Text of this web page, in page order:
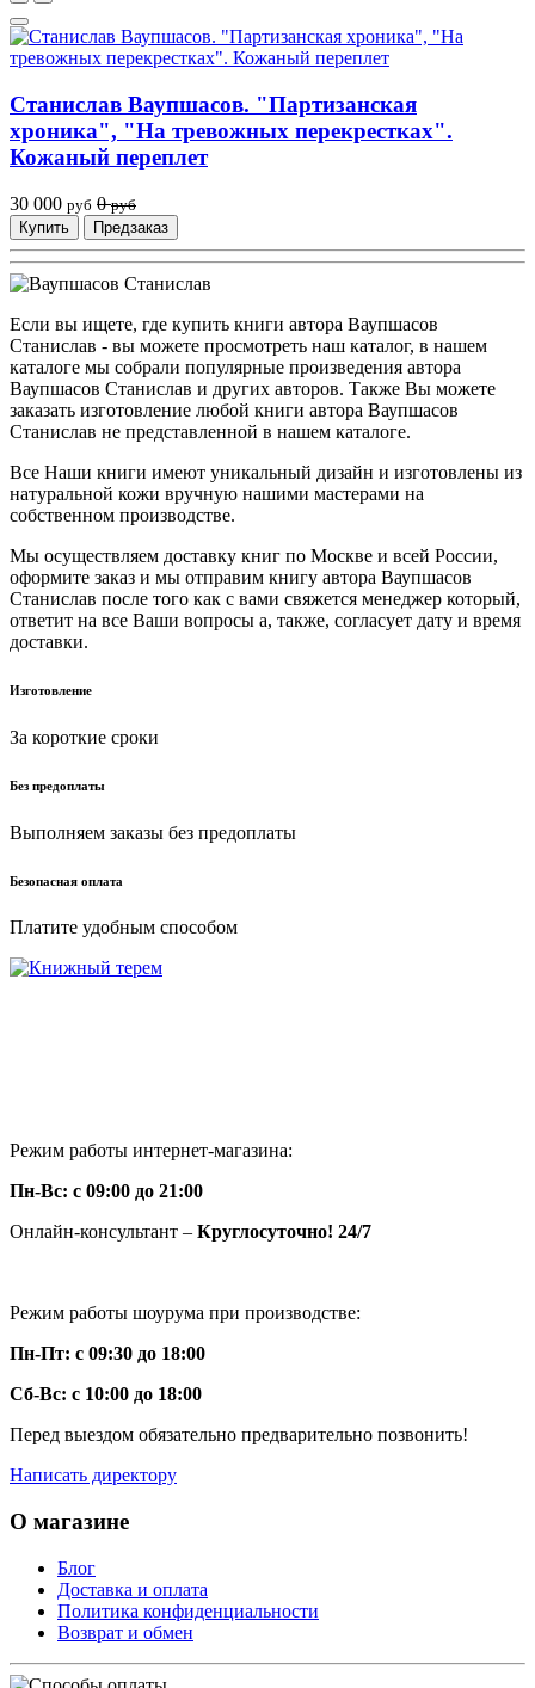
Станислав Ваупшасов. "Партизанская
хроника", "На тревожных перекрестках".
Кожаный переплет
30 000 руб 0 руб
Купить
Предзаказ
Если вы ищете, где купить книги автора Ваупшасов
Станислав - вы можете просмотреть наш каталог, в нашем
каталоге мы собрали популярные произведения автора
Ваупшасов Станислав и других авторов. Также Вы можете
заказать изготовление любой книги автора Ваупшасов
Станислав не представленной в нашем каталоге.
Все Наши книги имеют уникальный дизайн и изготовлены из
натуральной кожи вручную нашими мастерами на
собственном производстве.
Мы осуществляем доставку книг по Москве и всей России,
оформите заказ и мы отправим книгу автора Ваупшасов
Станислав после того как с вами свяжется менеджер который,
ответит на все Ваши вопросы а, также, согласует дату и время
доставки.
Изготовление
За короткие сроки
Без предоплаты
Выполняем заказы без предоплаты
Безопасная оплата
Платите удобным способом
Режим работы интернет-магазина:
Пн-Вс: с 09:00 до 21:00
Онлайн-консультант – Круглосуточно! 24/7
Режим работы шоурума при производстве:
Пн-Пт: с 09:30 до 18:00
Сб-Вс: с 10:00 до 18:00
Перед выездом обязательно предварительно позвонить!
Написать директору
О магазине
Блог
Доставка и оплата
Политика конфиденциальности
Возврат и обмен